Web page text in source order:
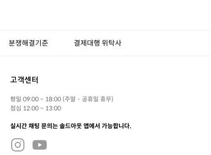
분쟁해결기준 결제대행 위탁사
고객센터
평일 09:00 ~ 18:00 (주말・공휴일 휴무)
점심 12:00 ~ 13:00
실시간 채팅 문의는 솔드아웃 앱에서 가능합니다.